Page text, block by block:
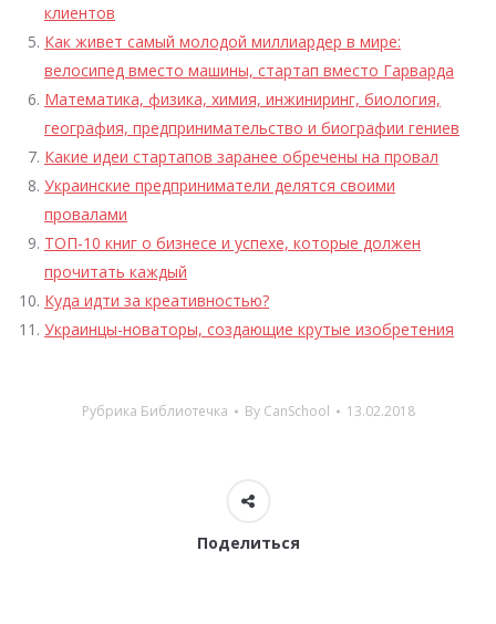
клиентов
Как живет самый молодой миллиардер в мире:
велосипед вместо машины, стартап вместо Гарварда
Математика, физика, химия, инжиниринг, биология,
география, предпринимательство и биографии гениев
Какие идеи стартапов заранее обречены на провал
Украинские предприниматели делятся своими
провалами
ТОП-10 книг о бизнесе и успехе, которые должен
прочитать каждый
Куда идти за креативностью?
Украинцы-новаторы, создающие крутые изобретения
Рубрика Библиотечка By CanSchool 13.02.2018
Поделиться